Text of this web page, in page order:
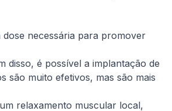
necessária para promover
disso, é possível a implantação de
são muito efetivos, mas são mais
relaxamento muscular local,